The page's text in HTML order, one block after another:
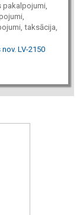
taksācija,
LV-2150